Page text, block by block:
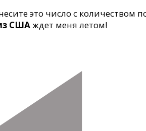
это число с
СШАждет меня летом!